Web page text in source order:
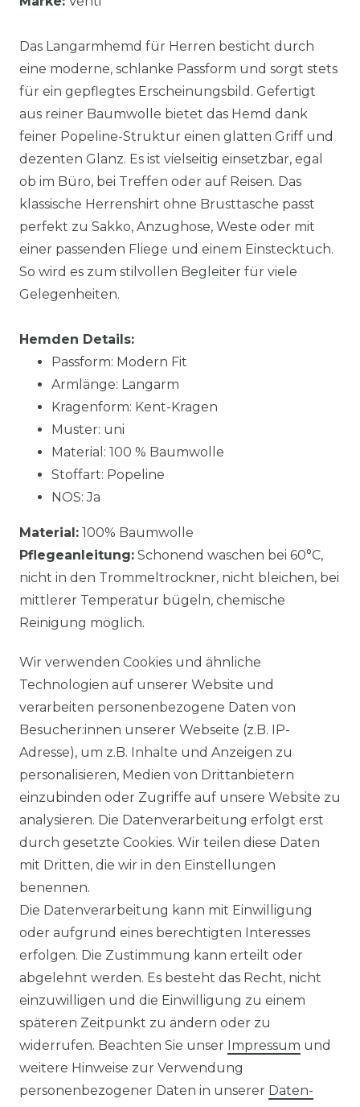
Das Langarmhemd für Herren besticht durch
eine moderne, schlanke Passform und sorgt stets
für ein gepflegtes Erscheinungsbild. Gefertigt
aus reiner Baumwolle bietet das Hemd dank
feiner Popeline-Struktur einen glatten Griff und
dezenten Glanz. Es ist vielseitig einsetzbar, egal
ob im Büro, bei Treffen oder auf Reisen. Das
klassische Herrenshirt ohne Brusttasche passt
perfekt zu Sakko, Anzughose, Weste oder mit
einer passenden Fliege und einem Einstecktuch.
So wird es zum stilvollen Begleiter für viele
Gelegenheiten.
Hemden Details:
Passform: Modern Fit
Armlänge: Langarm
Kragenform: Kent-Kragen
Muster: uni
Material: 100 % Baumwolle
Stoffart: Popeline
NOS: Ja
Material: 100% Baumwolle
Pflegeanleitung: Schonend waschen bei 60°C,
nicht in den Trommeltrockner, nicht bleichen, bei
mittlerer Temperatur bügeln, chemische
Reinigung möglich.
Ähnlicher Artikel
Artikelpaket :
UVP 49,99 €
ab 47,99 € *
Impressum Daten­schutz­erklärung
Wir verwenden Cookies und ähnliche
Technologien auf unserer Website und
verarbeiten personenbezogene Daten von
Besucher:innen unserer Webseite (z.B. IP-
Adresse), um z.B. Inhalte und Anzeigen zu
personalisieren, Medien von Drittanbietern
einzubinden oder Zugriffe auf unsere Website zu
analysieren. Die Datenverarbeitung erfolgt erst
durch gesetzte Cookies. Wir teilen diese Daten
mit Dritten, die wir in den Einstellungen
benennen.
Die Datenverarbeitung kann mit Einwilligung
oder aufgrund eines berechtigten Interesses
erfolgen. Die Zustimmung kann erteilt oder
abgelehnt werden. Es besteht das Recht, nicht
einzuwilligen und die Einwilligung zu einem
späteren Zeitpunkt zu ändern oder zu
widerrufen. Beachten Sie unser Impressum und
weitere Hinweise zur Verwendung
personenbezogener Daten in unserer Daten­